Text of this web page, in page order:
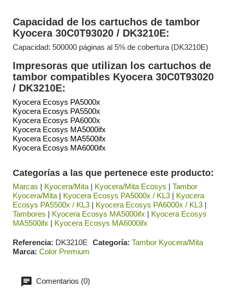
Capacidad de los cartuchos de tambor
Kyocera 30C0T93020 / DK3210E:
Capacidad: 500000 páginas al 5% de cobertura (DK3210E)
Impresoras que utilizan los cartuchos de
tambor compatibles Kyocera 30C0T93020
/ DK3210E:
Kyocera Ecosys PA5000x
Kyocera Ecosys PA5500x
Kyocera Ecosys PA6000x
Kyocera Ecosys MA5000ifx
Kyocera Ecosys MA5500ifx
Kyocera Ecosys MA6000ifx
Categorías a las que pertenece este producto:
Marcas | Kyocera/Mita | Kyocera/Mita Ecosys | Tambor
Kyocera/Mita | Kyocera Ecosys PA5000x / KL3 | Kyocera
Ecosys PA5500x / KL3 | Kyocera Ecosys PA6000x / KL3 |
Tambores | Kyocera Ecosys MA5000ifx | Kyocera Ecosys
MA5500ifx | Kyocera Ecosys MA6000ifx
Referencia DK3210E Categoría Tambor Kyocera/Mita
Marca Color Premium
Comentarios (0)